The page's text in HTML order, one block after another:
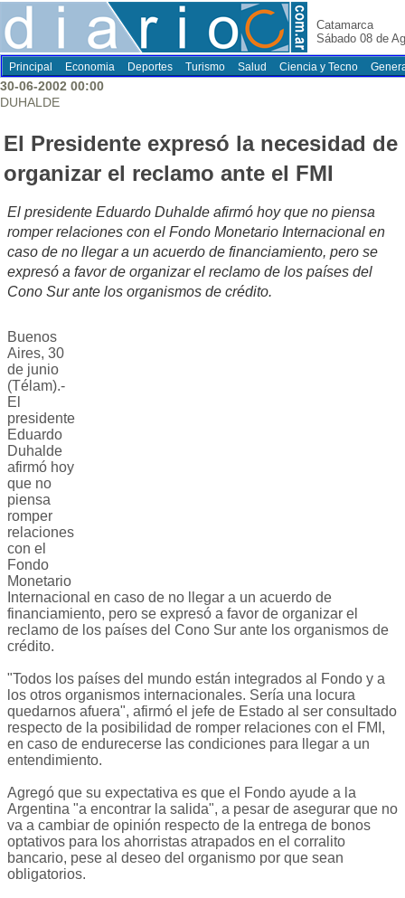
Catamarca
Sábado 08 de
Principal Economia Deportes Turismo Salud Ciencia y Tecno
30-06-2002 00:00
DUHALDE
El Presidente expresó la necesidad de
organizar el reclamo ante el FMI
El presidente Eduardo Duhalde afirmó hoy que no piensa
romper relaciones con el Fondo Monetario Internacional en
caso de no llegar a un acuerdo de financiamiento, pero se
expresó a favor de organizar el reclamo de los países del
Cono Sur ante los organismos de crédito.
Buenos
Aires, 30
de junio
(Télam).-
El
presidente
Eduardo
Duhalde
afirmó hoy
que no
piensa
romper
relaciones
con el
Fondo
Monetario
Internacional en caso de no llegar a un acuerdo de
financiamiento, pero se expresó a favor de organizar el
reclamo de los países del Cono Sur ante los organismos de
crédito.
"Todos los países del mundo están integrados al Fondo y a
los otros organismos internacionales. Sería una locura
quedarnos afuera", afirmó el jefe de Estado al ser consultado
respecto de la posibilidad de romper relaciones con el FMI,
en caso de endurecerse las condiciones para llegar a un
entendimiento.
Agregó que su expectativa es que el Fondo ayude a la
Argentina "a encontrar la salida", a pesar de asegurar que no
va a cambiar de opinión respecto de la entrega de bonos
optativos para los ahorristas atrapados en el corralito
bancario, pese al deseo del organismo por que sean
obligatorios.